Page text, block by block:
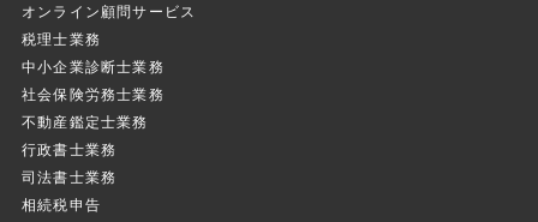
オンライン顧問サービス
税理士業務
中小企業診断士業務
社会保険労務士業務
不動産鑑定士業務
行政書士業務
司法書士業務
相続税申告